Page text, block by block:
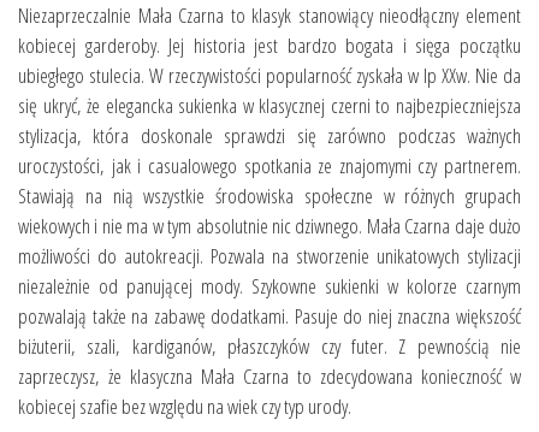
Niezaprzeczalnie Mała Czarna to klasyk stanowiący nieodłączny element
kobiecej garderoby. Jej historia jest bardzo bogata i sięga początku
ubiegłego stulecia. W rzeczywistości popularność zyskała w Ip XXw. Nie da
się ukryć, że elegancka sukienka w klasycznej czerni to najbezpieczniejsza
stylizacja, która doskonale sprawdzi się zarówno podczas ważnych
uroczystości, jak i casualowego spotkania ze znajomymi czy partnerem.
Stawiają na nią wszystkie środowiska społeczne w różnych grupach
wiekowych i nie ma w tym absolutnie nic dziwnego. Mała Czarna daje dużo
możliwości do autokreacji. Pozwala na stworzenie unikatowych stylizacji
niezależnie od panującej mody. Szykowne sukienki w kolorze czarnym
pozwalają także na zabawę dodatkami. Pasuje do niej znaczna większość
biżuterii, szali, kardiganów, płaszczyków czy futer. Z pewnością nie
zaprzeczysz, że klasyczna Mała Czarna to zdecydowana konieczność w
kobiecej szafie bez względu na wiek czy typ urody.